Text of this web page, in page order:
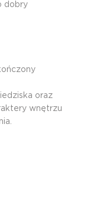
dobry
oraz
wnętrzu